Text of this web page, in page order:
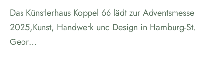
Das Künstlerhaus Koppel 66 lädt zur Adventsmesse
2025,Kunst, Handwerk und Design in Hamburg-St.
Geor…